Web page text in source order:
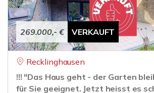
269.000,- € VERKAUFT
Recklinghausen
!!! "Das Haus geht - der Garten
für Sie geeignet. Jetzt heisst es